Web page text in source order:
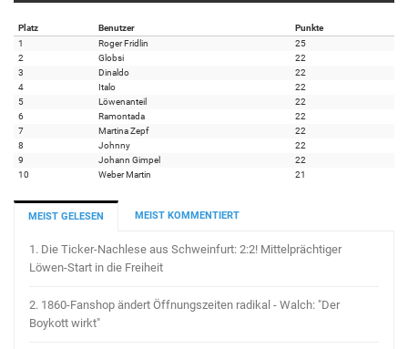
Platz Benutzer
Punkte
1
Roger Fridlin
25
2
Globsi
22
3
Dinaldo
22
4
Italo
22
5
Löwenanteil
22
6
Ramontada
22
7
Martina Zepf
22
8
Johnny
22
9
Johann Gimpel
22
10
Weber Martin 21
MEIST GELESEN MEIST KOMMENTIERT
1. Die Ticker-Nachlese aus Schweinfurt: 2:2! Mittelprächtiger
Löwen-Start in die Freiheit
2. 1860-Fanshop ändert Öffnungszeiten radikal - Walch: "Der
Boykott wirkt"